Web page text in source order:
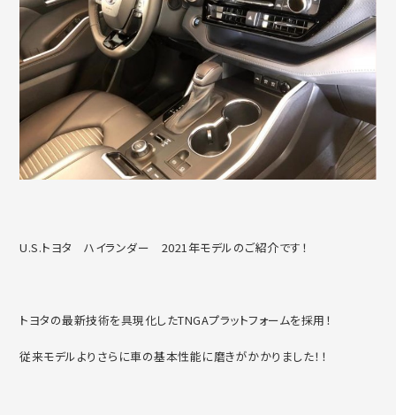
U.S.トヨタ ハイランダー 2021年モデルのご紹介です！
トヨタの最新技術を具現化したTNGAプラットフォームを採用！
従来モデルよりさらに車の基本性能に磨きがかかりました！！